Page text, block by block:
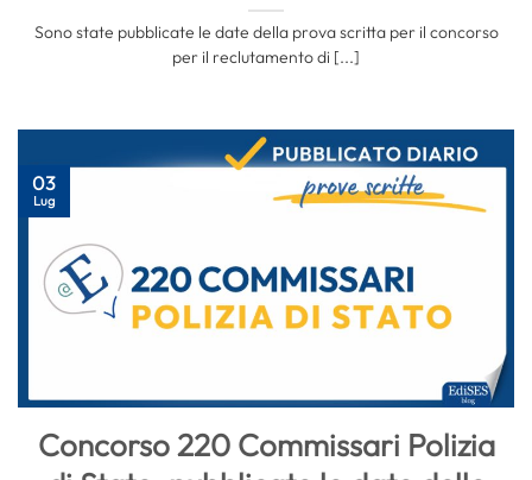
Sono state pubblicate le date della prova scritta per il concorso
per il reclutamento di [...]
Concorso 220 Commissari Polizia
03
Lug